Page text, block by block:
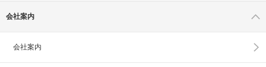
会社案内
会社案内